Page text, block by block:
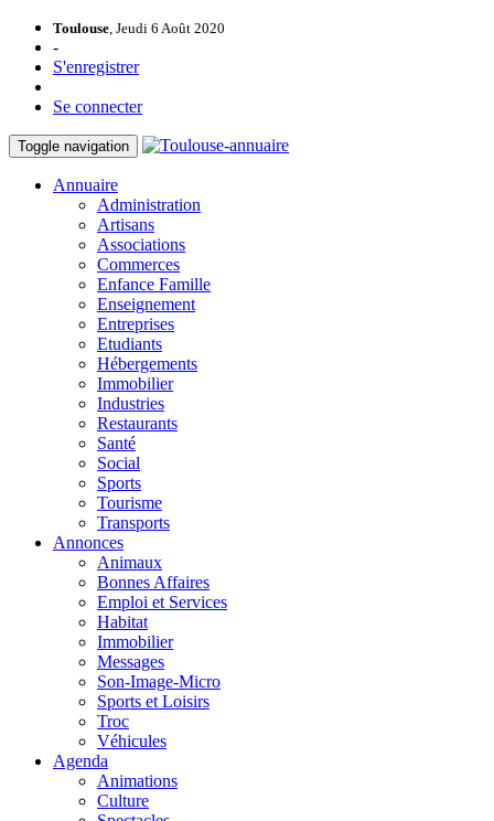
Toulouse, Jeudi 6 Août 2020
-
S'enregistrer
Se connecter
Toggle navigation
Annuaire
Administration
Artisans
Associations
Commerces
Enfance Famille
Enseignement
Entreprises
Etudiants
Hébergements
Immobilier
Industries
Restaurants
Santé
Social
Sports
Tourisme
Transports
Annonces
Animaux
Bonnes Affaires
Emploi et Services
Habitat
Immobilier
Messages
Son-Image-Micro
Sports et Loisirs
Troc
Véhicules
Agenda
Animations
Culture